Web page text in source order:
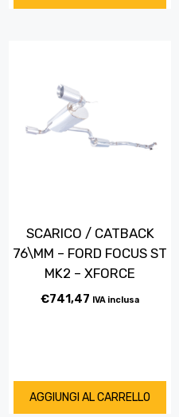
SCARICO / CATBACK
76\MM – FORD FOCUS ST
MK2 – XFORCE
€741,47 IVA inclusa
AGGIUNGI AL CARRELLO